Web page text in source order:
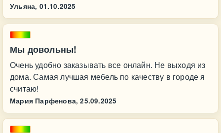
Ульяна, 01.10.2025
Мы довольны!
Очень удобно заказывать все онлайн. Не выходя из
дома. Самая лучшая мебель по качеству в городе я
считаю!
Мария Парфенова, 25.09.2025